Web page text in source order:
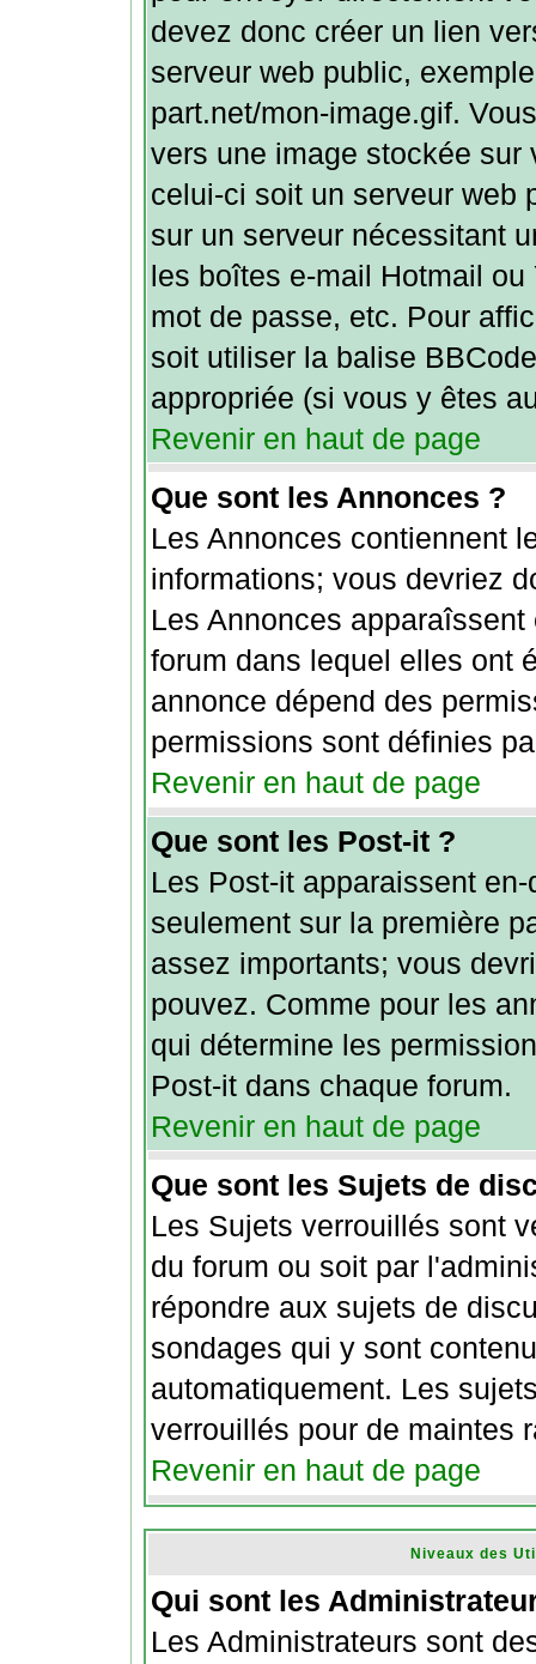
devez donc créer un lien
serveur web public,
part.net/mon-image.gif.
vers une image stockée sur
celui-ci soit un serveur web
sur un serveur nécessitant
les boîtes e-mail Hotmail
mot de passe, etc. Pour
soit utiliser la balise
appropriée (si vous y êtes
Revenir en haut de page
Que sont les Annonces ?
Les Annonces contiennent
informations; vous devriez
Les Annonces
forum dans lequel elles ont
annonce dépend des
permissions sont définies
Revenir en haut de page
Que sont les Post-it ?
Les Post-it apparaissent
seulement sur la première
assez importants; vous
pouvez. Comme pour les
qui détermine les
Post-it dans chaque forum.
Revenir en haut de page
Que sont les Sujets de
Les Sujets verrouillés sont
du forum ou soit par
répondre aux sujets de
sondages qui y sont
automatiquement. Les
verrouillés pour de maintes
Revenir en haut de page
Niveaux des
Qui sont les
Les Administrateurs sont